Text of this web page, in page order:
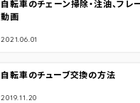
自転車のチェーン掃除・注油、フレ
動画
2021.06.01
自転車のチューブ交換の方法
2019.11.20